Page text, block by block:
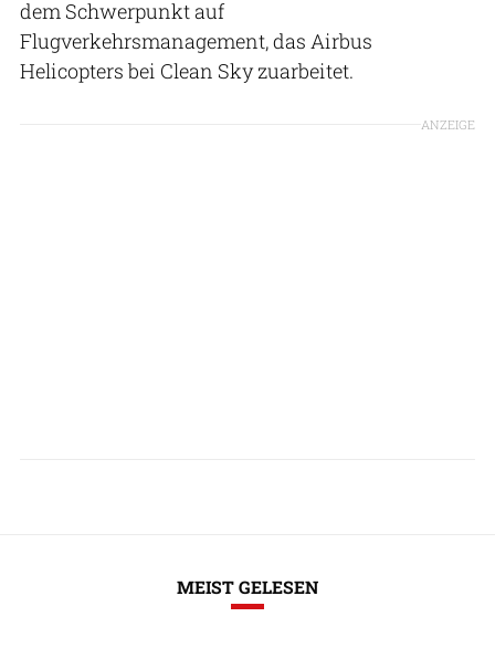
dem Schwerpunkt auf
Flugverkehrsmanagement, das Airbus
Helicopters bei Clean Sky zuarbeitet.
ANZEIGE
MEIST GELESEN